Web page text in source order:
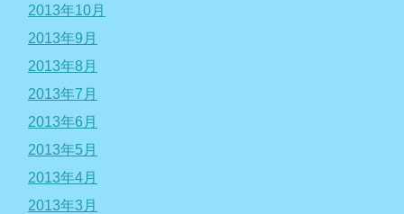
2013年10月
2013年9月
2013年8月
2013年7月
2013年6月
2013年5月
2013年4月
2013年3月